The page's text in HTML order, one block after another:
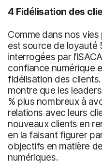
4 Fidélisation des
Comme dans nos
est source de loyauté
interrogées par
confiance numérique
fidélisation des
montre que les
% plus nombreux à
relations avec leurs
nouveaux clients en
en la faisant figurer
objectifs en matière
numériques.